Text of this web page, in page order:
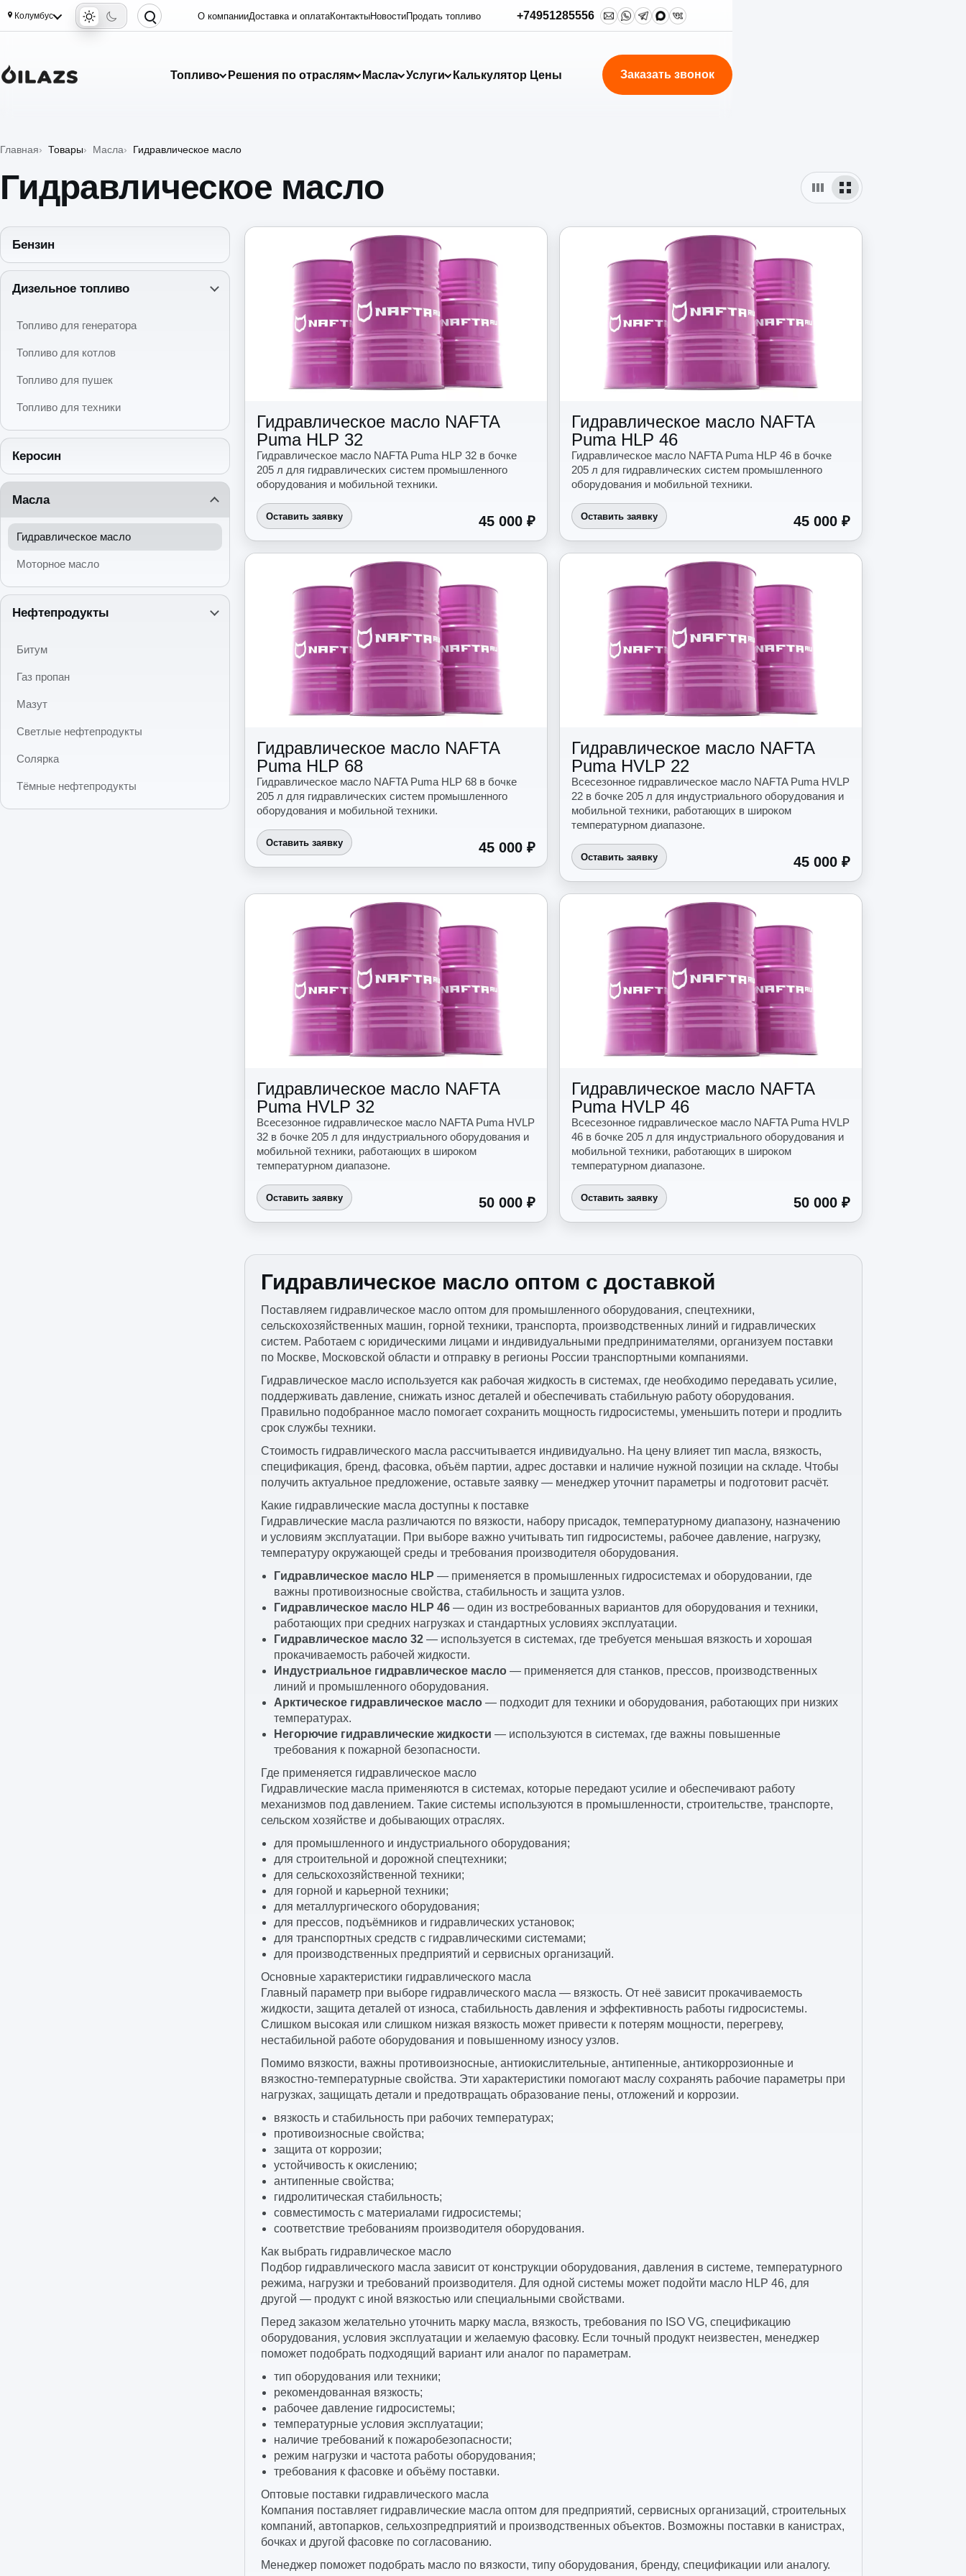
Колумбус О компанииДоставка и оплатаКонтактыНовостиПродать топливо +74951285556
Топливо Решения по отраслям Масла Услуги Калькулятор Цены Заказать звонок
Главная Товары Масла Гидравлическое масло
Гидравлическое масло
Бензин
Дизельное топливо
Топливо для генератора
Топливо для котлов
Топливо для пушек
Топливо для техники
Керосин
Масла
Гидравлическое масло
Моторное масло
Нефтепродукты
Битум
Газ пропан
Мазут
Светлые нефтепродукты
Солярка
Тёмные нефтепродукты
Гидравлическое масло NAFTA
Puma HLP 32
Гидравлическое масло NAFTA Puma HLP 32 в бочке
205 л для гидравлических систем промышленного
оборудования и мобильной техники.
Оставить заявку 45 000 ₽
Гидравлическое масло NAFTA
Puma HLP 46
Гидравлическое масло NAFTA Puma HLP 46 в бочке
205 л для гидравлических систем промышленного
оборудования и мобильной техники.
Оставить заявку 45 000 ₽
Гидравлическое масло NAFTA
Puma HLP 68
Гидравлическое масло NAFTA Puma HLP 68 в бочке
205 л для гидравлических систем промышленного
оборудования и мобильной техники.
Оставить заявку 45 000 ₽
Гидравлическое масло NAFTA
Puma HVLP 22
Всесезонное гидравлическое масло NAFTA Puma HVLP
22 в бочке 205 л для индустриального оборудования и
мобильной техники, работающих в широком
температурном диапазоне.
Оставить заявку 45 000 ₽
Гидравлическое масло NAFTA
Puma HVLP 32
Всесезонное гидравлическое масло NAFTA Puma HVLP
32 в бочке 205 л для индустриального оборудования и
мобильной техники, работающих в широком
температурном диапазоне.
Оставить заявку 50 000 ₽
Гидравлическое масло NAFTA
Puma HVLP 46
Всесезонное гидравлическое масло NAFTA Puma HVLP
46 в бочке 205 л для индустриального оборудования и
мобильной техники, работающих в широком
температурном диапазоне.
Оставить заявку 50 000 ₽
Гидравлическое масло оптом с доставкой
Поставляем гидравлическое масло оптом для промышленного оборудования, спецтехники,
сельскохозяйственных машин, горной техники, транспорта, производственных линий и гидравлических
систем. Работаем с юридическими лицами и индивидуальными предпринимателями, организуем поставки
по Москве, Московской области и отправку в регионы России транспортными компаниями.
Гидравлическое масло используется как рабочая жидкость в системах, где необходимо передавать усилие,
поддерживать давление, снижать износ деталей и обеспечивать стабильную работу оборудования.
Правильно подобранное масло помогает сохранить мощность гидросистемы, уменьшить потери и продлить
срок службы техники.
Стоимость гидравлического масла рассчитывается индивидуально. На цену влияет тип масла, вязкость,
спецификация, бренд, фасовка, объём партии, адрес доставки и наличие нужной позиции на складе. Чтобы
получить актуальное предложение, оставьте заявку — менеджер уточнит параметры и подготовит расчёт.
Какие гидравлические масла доступны к поставке
Гидравлические масла различаются по вязкости, набору присадок, температурному диапазону, назначению
и условиям эксплуатации. При выборе важно учитывать тип гидросистемы, рабочее давление, нагрузку,
температуру окружающей среды и требования производителя оборудования.
Гидравлическое масло HLP — применяется в промышленных гидросистемах и оборудовании, где
важны противоизносные свойства, стабильность и защита узлов.
Гидравлическое масло HLP 46 — один из востребованных вариантов для оборудования и техники,
работающих при средних нагрузках и стандартных условиях эксплуатации.
Гидравлическое масло 32 — используется в системах, где требуется меньшая вязкость и хорошая
прокачиваемость рабочей жидкости.
Индустриальное гидравлическое масло — применяется для станков, прессов, производственных
линий и промышленного оборудования.
Арктическое гидравлическое масло — подходит для техники и оборудования, работающих при низких
температурах.
Негорючие гидравлические жидкости — используются в системах, где важны повышенные
требования к пожарной безопасности.
Где применяется гидравлическое масло
Гидравлические масла применяются в системах, которые передают усилие и обеспечивают работу
механизмов под давлением. Такие системы используются в промышленности, строительстве, транспорте,
сельском хозяйстве и добывающих отраслях.
для промышленного и индустриального оборудования;
для строительной и дорожной спецтехники;
для сельскохозяйственной техники;
для горной и карьерной техники;
для металлургического оборудования;
для прессов, подъёмников и гидравлических установок;
для транспортных средств с гидравлическими системами;
для производственных предприятий и сервисных организаций.
Основные характеристики гидравлического масла
Главный параметр при выборе гидравлического масла — вязкость. От неё зависит прокачиваемость
жидкости, защита деталей от износа, стабильность давления и эффективность работы гидросистемы.
Слишком высокая или слишком низкая вязкость может привести к потерям мощности, перегреву,
нестабильной работе оборудования и повышенному износу узлов.
Помимо вязкости, важны противоизносные, антиокислительные, антипенные, антикоррозионные и
вязкостно-температурные свойства. Эти характеристики помогают маслу сохранять рабочие параметры при
нагрузках, защищать детали и предотвращать образование пены, отложений и коррозии.
вязкость и стабильность при рабочих температурах;
противоизносные свойства;
защита от коррозии;
устойчивость к окислению;
антипенные свойства;
гидролитическая стабильность;
совместимость с материалами гидросистемы;
соответствие требованиям производителя оборудования.
Как выбрать гидравлическое масло
Подбор гидравлического масла зависит от конструкции оборудования, давления в системе, температурного
режима, нагрузки и требований производителя. Для одной системы может подойти масло HLP 46, для
другой — продукт с иной вязкостью или специальными свойствами.
Перед заказом желательно уточнить марку масла, вязкость, требования по ISO VG, спецификацию
оборудования, условия эксплуатации и желаемую фасовку. Если точный продукт неизвестен, менеджер
поможет подобрать подходящий вариант или аналог по параметрам.
тип оборудования или техники;
рекомендованная вязкость;
рабочее давление гидросистемы;
температурные условия эксплуатации;
наличие требований к пожаробезопасности;
режим нагрузки и частота работы оборудования;
требования к фасовке и объёму поставки.
Оптовые поставки гидравлического масла
Компания поставляет гидравлические масла оптом для предприятий, сервисных организаций, строительных
компаний, автопарков, сельхозпредприятий и производственных объектов. Возможны поставки в канистрах,
бочках и другой фасовке по согласованию.
Менеджер поможет подобрать масло по вязкости, типу оборудования, бренду, спецификации или аналогу.